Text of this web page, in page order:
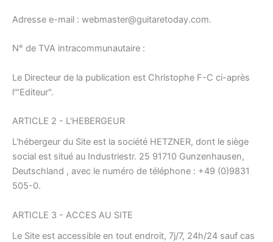
Adresse e-mail : webmaster@guitaretoday.com.
N° de TVA intracommunautaire :
Le Directeur de la publication est Christophe F-C ci-après
l'"Editeur".
ARTICLE 2 - L'HEBERGEUR
L'hébergeur du Site est la société HETZNER, dont le siège
social est situé au Industriestr. 25 91710 Gunzenhausen,
Deutschland , avec le numéro de téléphone : +49 (0)9831
505-0.
ARTICLE 3 - ACCES AU SITE
Le Site est accessible en tout endroit, 7j/7, 24h/24 sauf cas